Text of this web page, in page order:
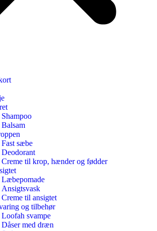
Shampoo
Balsam
Fast sæbe
Deodorant
Creme til krop, hænder og fødder
Læbepomade
Ansigtsvask
Creme til ansigtet
og tilbehør
Loofah svampe
Dåser med dræn